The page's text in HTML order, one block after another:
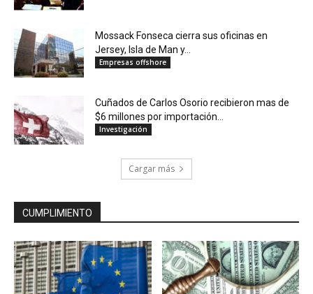
Mossack Fonseca cierra sus oficinas en
Jersey, Isla de Man y...
Empresas offshore
Cuñados de Carlos Osorio recibieron mas de
$6 millones por importación...
Investigación
Cargar más
CUMPLIMIENTO